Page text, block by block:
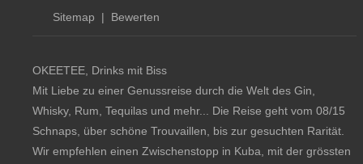
Sitemap | Bewerten
OKEETEE, Drinks mit Biss
Mit Liebe zu einer Genussreise durch die Welt des Gin,
Whisky, Rum, Tequilas und mehr... Die Reise geht vom 08/15
Schnaps, über schöne Trouvaillen, bis zur gesuchten Rarität.
Wir empfehlen einen Zwischenstopp in Kuba, mit der grössten